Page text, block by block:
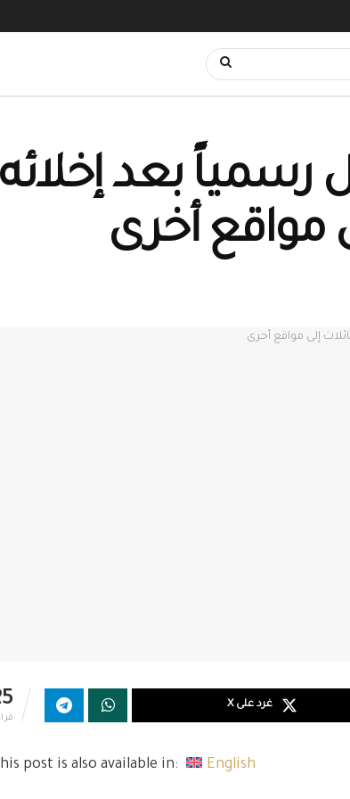
رسمياً بعد
مواقع أخرى
غرد على X
post is also available in: English